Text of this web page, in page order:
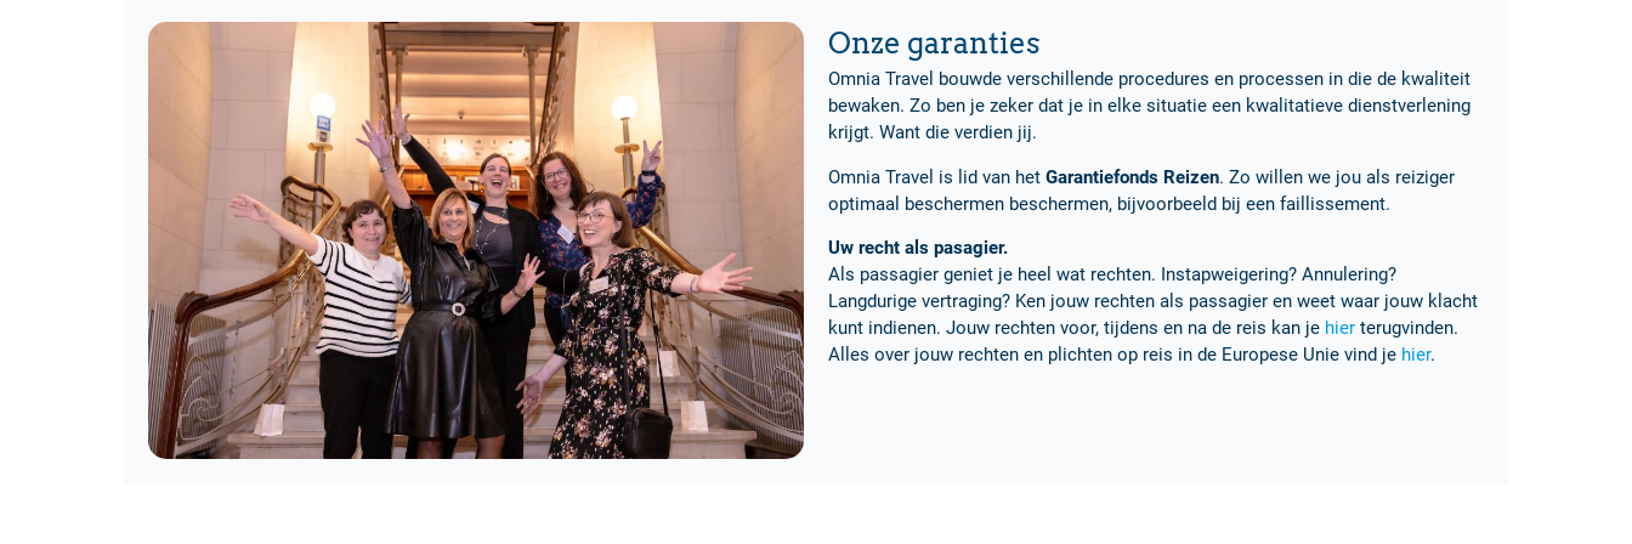
Onze garanties
Omnia Travel bouwde verschillende procedures en processen in die de kwaliteit
bewaken. Zo ben je zeker dat je in elke situatie een kwalitatieve dienstverlening
krijgt. Want die verdien jij.
Omnia Travel is lid van het Garantiefonds Reizen. Zo willen we jou als reiziger
optimaal beschermen beschermen, bijvoorbeeld bij een faillissement.
Uw recht als pasagier.
Als passagier geniet je heel wat rechten. Instapweigering? Annulering?
Langdurige vertraging? Ken jouw rechten als passagier en weet waar jouw klacht
kunt indienen. Jouw rechten voor, tijdens en na de reis kan je hier terugvinden.
Alles over jouw rechten en plichten op reis in de Europese Unie vind je hier.